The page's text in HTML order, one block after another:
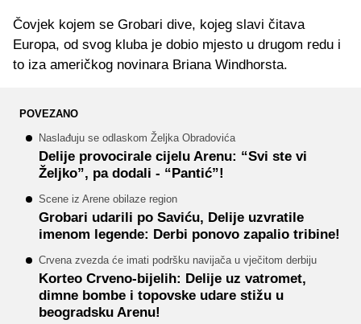
Čovjek kojem se Grobari dive, kojeg slavi čitava
Europa, od svog kluba je dobio mjesto u drugom redu i
to iza američkog novinara Briana Windhorsta.
POVEZANO
Naslađuju se odlaskom Željka Obradovića
Delije provocirale cijelu Arenu: “Svi ste vi
Željko”, pa dodali - “Pantić”!
Scene iz Arene obilaze region
Grobari udarili po Saviću, Delije uzvratile
imenom legende: Derbi ponovo zapalio tribine!
Crvena zvezda će imati podršku navijača u vječitom derbiju
Korteo Crveno-bijelih: Delije uz vatromet,
dimne bombe i topovske udare stižu u
beogradsku Arenu!